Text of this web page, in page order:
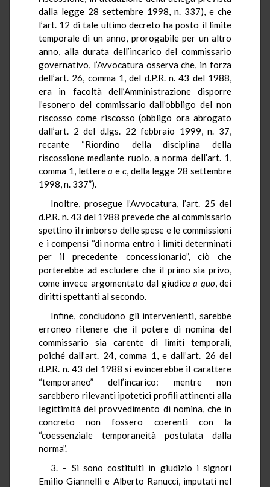
dalla legge 28 settembre 1998, n. 337), e che
l’art. 12 di tale ultimo decreto ha posto il limite
temporale di un anno, prorogabile per un altro
anno, alla durata dell’incarico del commissario
governativo, l’Avvocatura osserva che, in forza
dell’art. 26, comma 1, del d.P.R. n. 43 del 1988,
era in facoltà dell’Amministrazione disporre
l’esonero del commissario dall’obbligo del non
riscosso come riscosso (obbligo ora abrogato
dall’art. 2 del d.lgs. 22 febbraio 1999, n. 37,
recante “Riordino della disciplina della
riscossione mediante ruolo, a norma dell’art. 1,
comma 1, letterea e c, della legge 28 settembre
1998, n. 337”).
Inoltre, prosegue l’Avvocatura, l’art. 25 del
d.P.R. n. 43 del 1988 prevede che al commissario
spettino il rimborso delle spese e le commissioni
e i compensi “di norma entro i limiti determinati
per il precedente concessionario”, ciò che
porterebbe ad escludere che il primo sia privo,
come invece argomentato dal giudicea quo, dei
diritti spettanti al secondo.
Infine, concludono gli intervenienti, sarebbe
erroneo ritenere che il potere di nomina del
commissario sia carente di limiti temporali,
poiché dall’art. 24, comma 1, e dall’art. 26 del
d.P.R. n. 43 del 1988 si evincerebbe il carattere
“temporaneo” dell’incarico: mentre non
sarebbero rilevanti ipotetici profili attinenti alla
legittimità del provvedimento di nomina, che in
concreto non fossero coerenti con la
“coessenziale temporaneità postulata dalla
norma”.
3. – Si sono costituiti in giudizio i signori
Emilio Giannelli e Alberto Ranucci, imputati nel